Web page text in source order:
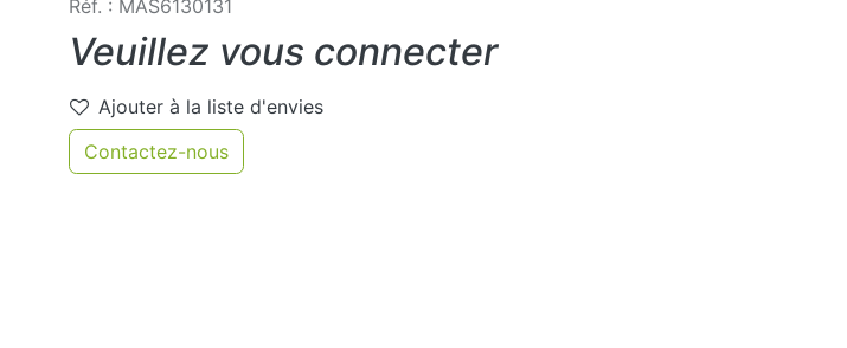
Réf. : MAS6130131
Veuillez vous connecter
Ajouter à la liste d'envies
Contactez-nous